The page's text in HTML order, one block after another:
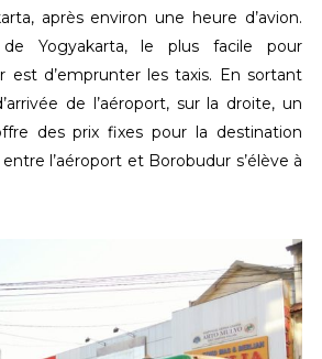
après environ une heure d’avion.
de Yogyakarta, le plus facile pour
est d’emprunter les taxis. En sortant
de l’aéroport, sur la droite, un
des prix fixes pour la destination
l’aéroport et Borobudur s’élève à